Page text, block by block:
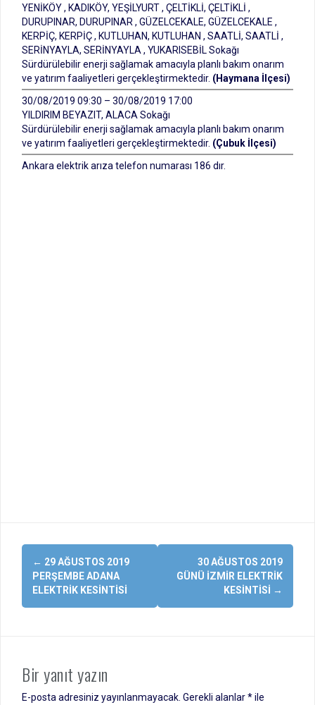
YENİKÖY , KADIKÖY, YEŞİLYURT , ÇELTİKLİ, ÇELTİKLİ ,
DURUPINAR, DURUPINAR , GÜZELCEKALE, GÜZELCEKALE ,
KERPİÇ, KERPİÇ , KUTLUHAN, KUTLUHAN , SAATLİ, SAATLİ ,
SERİNYAYLA, SERİNYAYLA , YUKARISEBİL Sokağı
Sürdürülebilir enerji sağlamak amacıyla planlı bakım onarım
ve yatırım faaliyetleri gerçekleştirmektedir. (Haymana İlçesi)
30/08/2019 09:30 – 30/08/2019 17:00
YILDIRIM BEYAZIT, ALACA Sokağı
Sürdürülebilir enerji sağlamak amacıyla planlı bakım onarım
ve yatırım faaliyetleri gerçekleştirmektedir. (Çubuk İlçesi)
Ankara elektrik arıza telefon numarası 186 dır.
Yazı
dolaşımı
← 29 AĞUSTOS 2019
PERŞEMBE ADANA
ELEKTRIK KESINTISI
30 AĞUSTOS 2019
GÜNÜ İZMIR ELEKTRIK
KESINTISI →
Bir yanıt yazın
E-posta adresiniz yayınlanmayacak. Gerekli alanlar*ile